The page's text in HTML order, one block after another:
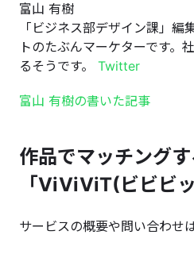
富山 有樹
「ビジネス部デザイン課」編
トのたぶんマーケターです。
るそうです。 Twitter
富山 有樹の書いた記事
作品でマッチング
「ViViViT(ビビビッ
サービスの概要や問い合わせ